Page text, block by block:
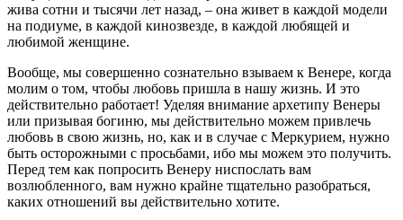
жива сотни и тысячи лет назад, – она живет в каждой модели
на подиуме, в каждой кинозвезде, в каждой любящей и
любимой женщине.
Вообще, мы совершенно сознательно взываем к Венере, когда
молим о том, чтобы любовь пришла в нашу жизнь. И это
действительно работает! Уделяя внимание архетипу Венеры
или призывая богиню, мы действительно можем привлечь
любовь в свою жизнь, но, как и в случае с Меркурием, нужно
быть осторожными с просьбами, ибо мы можем это получить.
Перед тем как попросить Венеру ниспослать вам
возлюбленного, вам нужно крайне тщательно разобраться,
каких отношений вы действительно хотите.